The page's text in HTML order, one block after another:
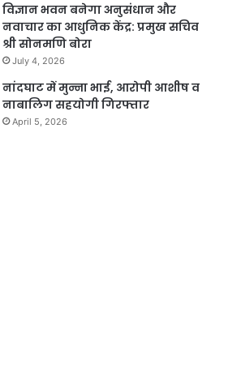
विज्ञान भवन बनेगा अनुसंधान और
नवाचार का आधुनिक केंद्र: प्रमुख सचिव
श्री सोनमणि बोरा
July 4, 2026
नांदघाट में मुन्ना भाई, आरोपी आशीष व
नाबालिग सहयोगी गिरफ्तार
April 5, 2026